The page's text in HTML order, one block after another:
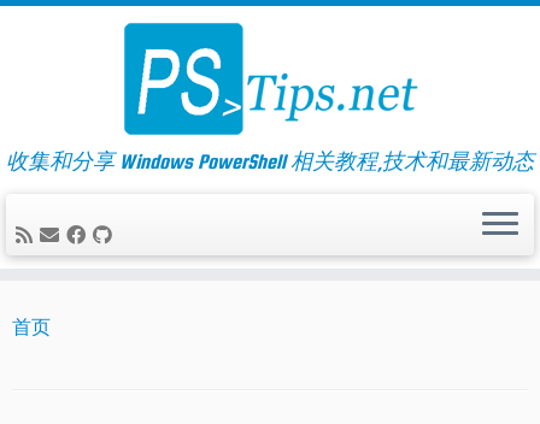
Skip
收集和分享 Windows PowerShell 相关教程,技术和最新动态
首页